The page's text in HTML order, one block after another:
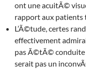
ont une acuitÃ©
rapport aux
L’Ã©tude, certes
effectivement
pas Ã©tÃ© conduite
serait pas un